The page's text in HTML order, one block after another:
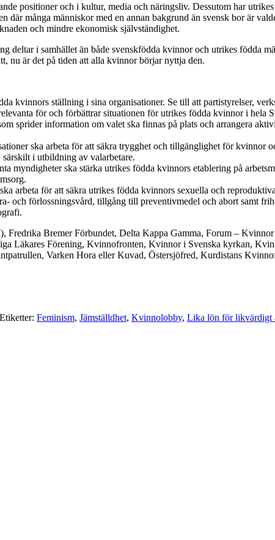
positioner och i kultur, media och näringsliv. Dessutom har
där många människor med en annan bakgrund än svensk bor är
och mindre ekonomisk självständighet.
i samhället än både svenskfödda kvinnor och utrikes födda
nu är det på tiden att alla kvinnor börjar nyttja den.
kvinnors ställning i sina organisationer. Se till att partistyrelser,
för och förbättrar situationen för utrikes födda kvinnor i hela
sprider information om valet ska finnas på plats och arrangera
ska arbeta för att säkra trygghet och tillgänglighet för
särskilt i utbildning av valarbetare.
myndigheter ska stärka utrikes födda kvinnors etablering på
arbeta för att säkra utrikes födda kvinnors sexuella och
och förlossningsvård, tillgång till preventivmedel och abort samt
Fredrika Bremer Förbundet, Delta Kappa Gamma, Forum –
Läkares Förening, Kvinnofronten, Kvinnor i Svenska kyrkan,
Varken Hora eller Kuvad, Östersjöfred, Kurdistans
Feminism, Jämställdhet, Kvinnolobby, Lika lön för likvärdigt